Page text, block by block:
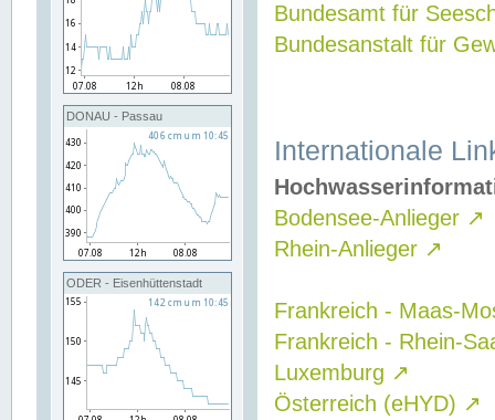
DONAU - Passau
ODER - Eisenhüttenstadt
Bundesamt für
Bundesanstalt für
Internationale
Bodensee-Anlieger ↗
Rhein-Anlieger ↗
Frankreich - Maas-
Frankreich - Rhein-
Luxemburg ↗
Österreich (eHYD) ↗